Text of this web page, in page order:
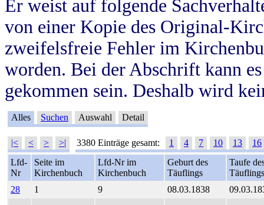
Er weist auf folgende
von einer Kopie des Original-
zweifelsfreie Fehler im
worden. Bei der Abschrift kann
gekommen sein. Deshalb wird
Alles Suchen Auswahl Detail
|< < > >| 3380 Einträge gesamt: 1 4 7 10 13
16
Lfd-
Nr
Seite im
Kirchenbuch
Lfd-Nr im
Kirchenbuch
Geburt des
Täuflings
Taufe
Täuflings
28
1 9 08.03.1838